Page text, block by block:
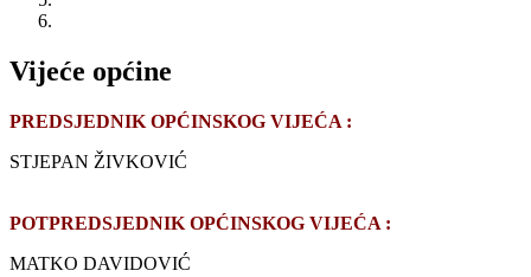
Vijeće općine
PREDSJEDNIK OPĆINSKOG VIJEĆA :
STJEPAN ŽIVKOVIĆ
POTPREDSJEDNIK OPĆINSKOG VIJEĆA :
MATKO DAVIDOVIĆ